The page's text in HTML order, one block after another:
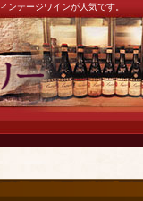
テージワインが人気です。